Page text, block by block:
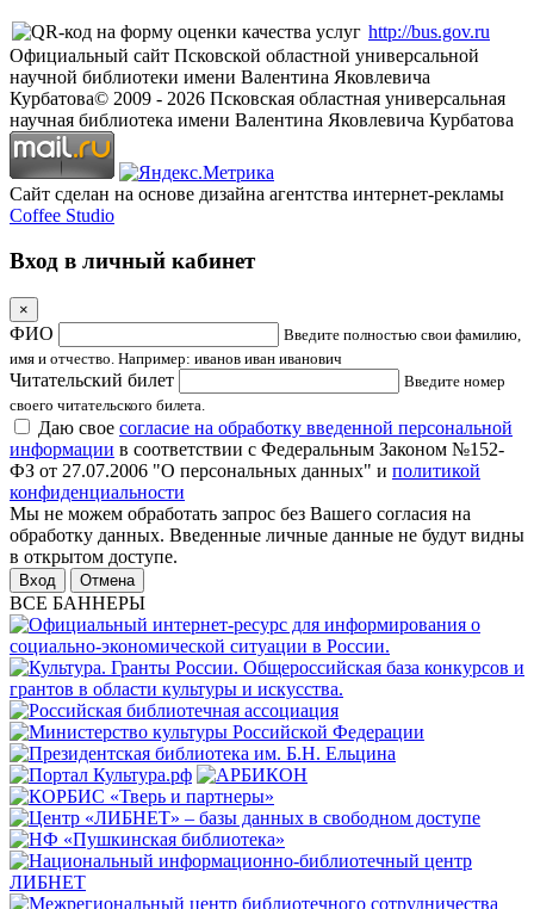
http://bus.gov.ru
Официальный сайт Псковской областной универсальной
научной библиотеки имени Валентина Яковлевича
Курбатова© 2009 - 2026 Псковская областная универсальная
научная библиотека имени Валентина Яковлевича Курбатова
Сайт сделан на основе дизайна агентства интернет-рекламы
Coffee Studio
Вход в личный кабинет
×
ФИО
Введите полностью свои фамилию,
имя и отчество. Например: иванов иван иванович
Читательский билет
Введите номер
своего читательского билета.
Даю свое согласие на обработку введенной персональной
информации в соответствии с Федеральным Законом №152-
ФЗ от 27.07.2006 "О персональных данных" и политикой
конфиденциальности
Мы не можем обработать запрос без Вашего согласия на
обработку данных. Введенные личные данные не будут видны
в открытом доступе.
Отмена
ВСЕ БАННЕРЫ